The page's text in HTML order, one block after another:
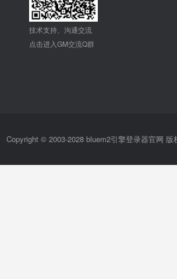
技术支持、沟通交流
点击进入GM交流Q群
Copyright © 2003-2028 bluem2引擎登录器官网 版